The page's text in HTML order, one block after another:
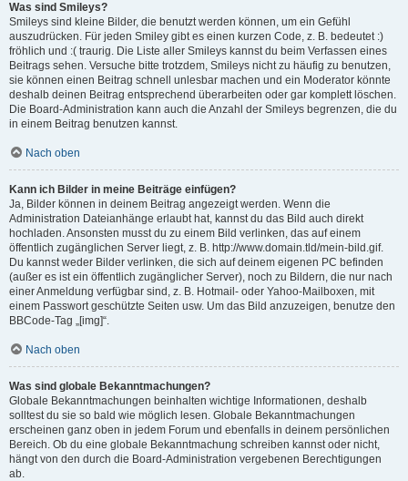
Was sind Smileys?
Smileys sind kleine Bilder, die benutzt werden können, um ein Gefühl
auszudrücken. Für jeden Smiley gibt es einen kurzen Code, z. B. bedeutet :)
fröhlich und :( traurig. Die Liste aller Smileys kannst du beim Verfassen eines
Beitrags sehen. Versuche bitte trotzdem, Smileys nicht zu häufig zu benutzen,
sie können einen Beitrag schnell unlesbar machen und ein Moderator könnte
deshalb deinen Beitrag entsprechend überarbeiten oder gar komplett löschen.
Die Board-Administration kann auch die Anzahl der Smileys begrenzen, die du
in einem Beitrag benutzen kannst.
Nach oben
Kann ich Bilder in meine Beiträge einfügen?
Ja, Bilder können in deinem Beitrag angezeigt werden. Wenn die
Administration Dateianhänge erlaubt hat, kannst du das Bild auch direkt
hochladen. Ansonsten musst du zu einem Bild verlinken, das auf einem
öffentlich zugänglichen Server liegt, z. B. http://www.domain.tld/mein-bild.gif.
Du kannst weder Bilder verlinken, die sich auf deinem eigenen PC befinden
(außer es ist ein öffentlich zugänglicher Server), noch zu Bildern, die nur nach
einer Anmeldung verfügbar sind, z. B. Hotmail- oder Yahoo-Mailboxen, mit
einem Passwort geschützte Seiten usw. Um das Bild anzuzeigen, benutze den
BBCode-Tag „[img]“.
Nach oben
Was sind globale Bekanntmachungen?
Globale Bekanntmachungen beinhalten wichtige Informationen, deshalb
solltest du sie so bald wie möglich lesen. Globale Bekanntmachungen
erscheinen ganz oben in jedem Forum und ebenfalls in deinem persönlichen
Bereich. Ob du eine globale Bekanntmachung schreiben kannst oder nicht,
hängt von den durch die Board-Administration vergebenen Berechtigungen
ab.